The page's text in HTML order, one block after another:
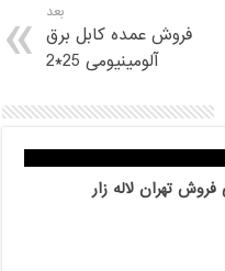
بعد
فروش عمده کابل برق
آلومینیومی 25*2